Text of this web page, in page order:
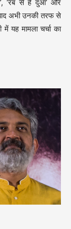
‘रब से है दुआ’ और
अभी उनकी तरफ से
यह मामला चर्चा का